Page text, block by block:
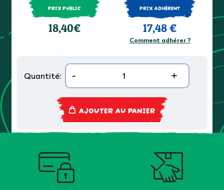
PRIX PUBLIC
18,40€
PRIX ADHÉRENT
17,48 €
Comment adhérer ?
Quantité: - +
AJOUTER AU PANIER